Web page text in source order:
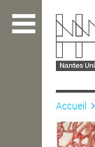
contenu
L'ÉCOLE
Accueil